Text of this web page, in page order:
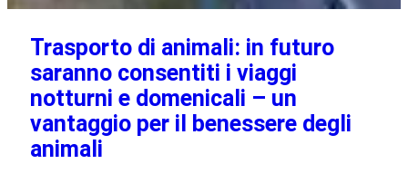
Trasporto di animali: in futuro
saranno consentiti i viaggi
notturni e domenicali – un
vantaggio per il benessere degli
animali